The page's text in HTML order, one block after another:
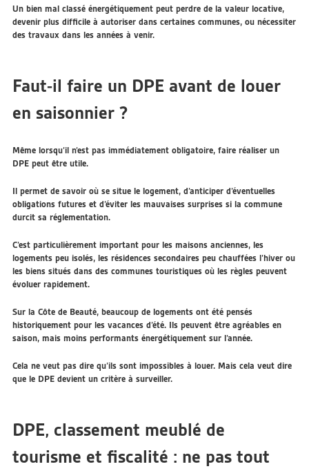
Un bien mal classé énergétiquement peut perdre de la valeur locative,
devenir plus difficile à autoriser dans certaines communes, ou nécessiter
des travaux dans les années à venir.
Faut-il faire un DPE avant de louer
en saisonnier ?
Même lorsqu’il n’est pas immédiatement obligatoire, faire réaliser un
DPE peut être utile.
Il permet de savoir où se situe le logement, d’anticiper d’éventuelles
obligations futures et d’éviter les mauvaises surprises si la commune
durcit sa réglementation.
C’est particulièrement important pour les maisons anciennes, les
logements peu isolés, les résidences secondaires peu chauffées l’hiver ou
les biens situés dans des communes touristiques où les règles peuvent
évoluer rapidement.
Sur la Côte de Beauté, beaucoup de logements ont été pensés
historiquement pour les vacances d’été. Ils peuvent être agréables en
saison, mais moins performants énergétiquement sur l’année.
Cela ne veut pas dire qu’ils sont impossibles à louer. Mais cela veut dire
que le DPE devient un critère à surveiller.
DPE, classement meublé de
tourisme et fiscalité : ne pas tout